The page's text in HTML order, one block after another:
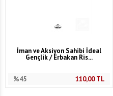
İman ve Aksiyon Sahibi İdeal
Gençlik / Erbakan Ris...
%45 110,00TL